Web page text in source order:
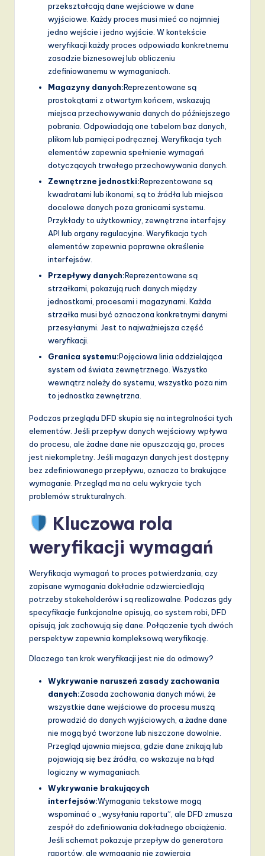
przekształcają dane wejściowe w dane
wyjściowe. Każdy proces musi mieć co najmniej
jedno wejście i jedno wyjście. W kontekście
weryfikacji każdy proces odpowiada konkretnemu
zasadzie biznesowej lub obliczeniu
zdefiniowanemu w wymaganiach.
Magazyny danych:Reprezentowane są
prostokątami z otwartym końcem, wskazują
miejsca przechowywania danych do późniejszego
pobrania. Odpowiadają one tabelom baz danych,
plikom lub pamięci podręcznej. Weryfikacja tych
elementów zapewnia spełnienie wymagań
dotyczących trwałego przechowywania danych.
Zewnętrzne jednostki:Reprezentowane są
kwadratami lub ikonami, są to źródła lub miejsca
docelowe danych poza granicami systemu.
Przykłady to użytkownicy, zewnętrzne interfejsy
API lub organy regulacyjne. Weryfikacja tych
elementów zapewnia poprawne określenie
interfejsów.
Przepływy danych:Reprezentowane są
strzałkami, pokazują ruch danych między
jednostkami, procesami i magazynami. Każda
strzałka musi być oznaczona konkretnymi danymi
przesyłanymi. Jest to najważniejsza część
weryfikacji.
Granica systemu:Pojęciowa linia oddzielająca
system od świata zewnętrznego. Wszystko
wewnątrz należy do systemu, wszystko poza nim
to jednostka zewnętrzna.
Podczas przeglądu DFD skupia się na integralności tych
elementów. Jeśli przepływ danych wejściowy wpływa
do procesu, ale żadne dane nie opuszczają go, proces
jest niekompletny. Jeśli magazyn danych jest dostępny
bez zdefiniowanego przepływu, oznacza to brakujące
wymaganie. Przegląd ma na celu wykrycie tych
problemów strukturalnych.
Kluczowa rola
weryfikacji wymagań
Weryfikacja wymagań to proces potwierdzania, czy
zapisane wymagania dokładnie odzwierciedlają
potrzeby stakeholderów i są realizowalne. Podczas gdy
specyfikacje funkcjonalne opisują, co system robi, DFD
opisują, jak zachowują się dane. Połączenie tych dwóch
perspektyw zapewnia kompleksową weryfikację.
Dlaczego ten krok weryfikacji jest nie do odmowy?
Wykrywanie naruszeń zasady zachowania
danych:Zasada zachowania danych mówi, że
wszystkie dane wejściowe do procesu muszą
prowadzić do danych wyjściowych, a żadne dane
nie mogą być tworzone lub niszczone dowolnie.
Przegląd ujawnia miejsca, gdzie dane znikają lub
pojawiają się bez źródła, co wskazuje na błąd
logiczny w wymaganiach.
Wykrywanie brakujących
interfejsów:Wymagania tekstowe mogą
wspominać o „wysyłaniu raportu”, ale DFD zmusza
zespół do zdefiniowania dokładnego obciążenia.
Jeśli schemat pokazuje przepływ do generatora
raportów, ale wymagania nie zawierają